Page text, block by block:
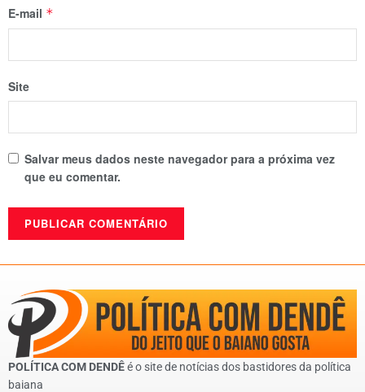
E-mail *
Site
Salvar meus dados neste navegador para a próxima vez
que eu comentar.
POLÍTICA COM DENDÊé o site de notícias dos bastidores da política
baiana